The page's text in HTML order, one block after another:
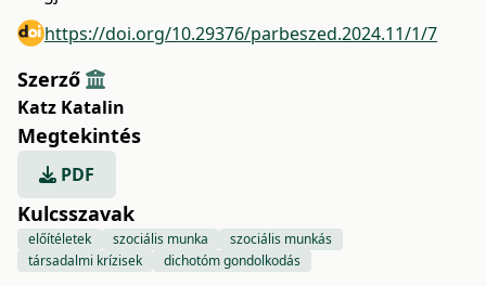
https://doi.org/10.29376/parbeszed.2024.11/1/7
Szerző
Katz Katalin
Megtekintés
PDF
Kulcsszavak
előítéletek szociális munka
szociális munkás
társadalmi krízisek
dichotóm gondolkodás